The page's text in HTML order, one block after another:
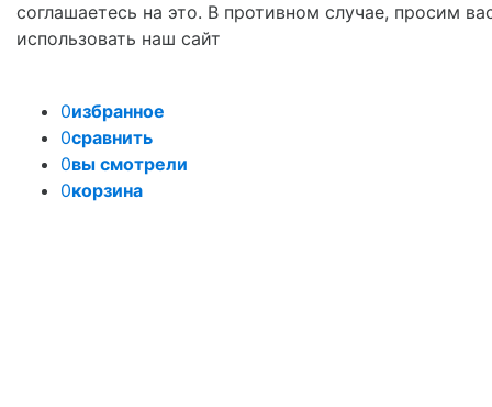
соглашаетесь на это. В противном случае, просим
использовать наш сайт
0избранное
0сравнить
0вы смотрели
0корзина